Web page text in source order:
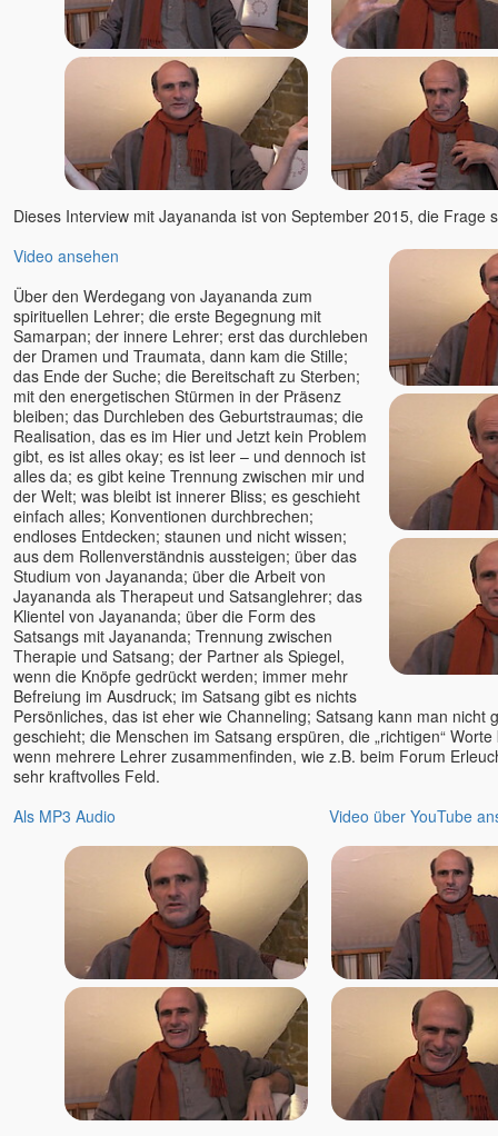
Dieses Interview mit Jayananda ist von September 2015, die Frage
Video ansehen
Über den Werdegang von Jayananda zum
spirituellen Lehrer; die erste Begegnung mit
Samarpan; der innere Lehrer; erst das durchleben
der Dramen und Traumata, dann kam die Stille;
das Ende der Suche; die Bereitschaft zu Sterben;
mit den energetischen Stürmen in der Präsenz
bleiben; das Durchleben des Geburtstraumas; die
Realisation, das es im Hier und Jetzt kein Problem
gibt, es ist alles okay; es ist leer – und dennoch ist
alles da; es gibt keine Trennung zwischen mir und
der Welt; was bleibt ist innerer Bliss; es geschieht
einfach alles; Konventionen durchbrechen;
endloses Entdecken; staunen und nicht wissen;
aus dem Rollenverständnis aussteigen; über das
Studium von Jayananda; über die Arbeit von
Jayananda als Therapeut und Satsanglehrer; das
Klientel von Jayananda; über die Form des
Satsangs mit Jayananda; Trennung zwischen
Therapie und Satsang; der Partner als Spiegel,
wenn die Knöpfe gedrückt werden; immer mehr
Befreiung im Ausdruck; im Satsang gibt es nichts
Persönliches, das ist eher wie Channeling; Satsang kann man nicht
geschieht; die Menschen im Satsang erspüren, die „richtigen“
wenn mehrere Lehrer zusammenfinden, wie z.B. beim Forum
sehr kraftvolles Feld.
Als MP3 Audio
Video über YouTube